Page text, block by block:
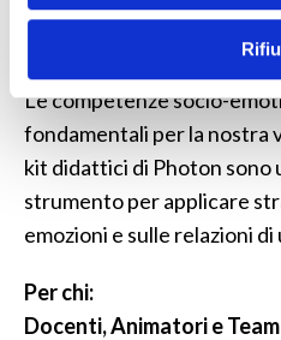
cittadinanza
Le competenze socio-
fondamentali per la nostra
kit didattici di Photon sono
strumento per applicare
emozioni e sulle relazioni di
Per chi:
Docenti, Animatori e